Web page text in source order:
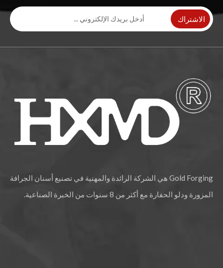
الاشتراك
Gold Forging هي الشركة الرائدة والمهنية في تصنيع أسنان الجرافة
المزورة ودلو الحفارة مع أكثر من 8 سنوات من الخبرة الصناعية.